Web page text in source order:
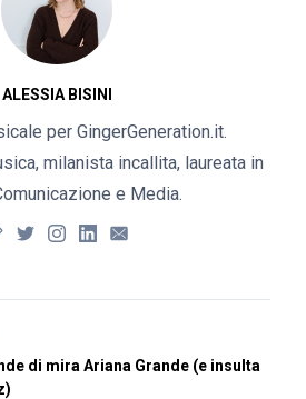
ALESSIA BISINI
per GingerGeneration.it.
milanista incallita, laureata in
e Media.
di mira Ariana Grande (e insulta